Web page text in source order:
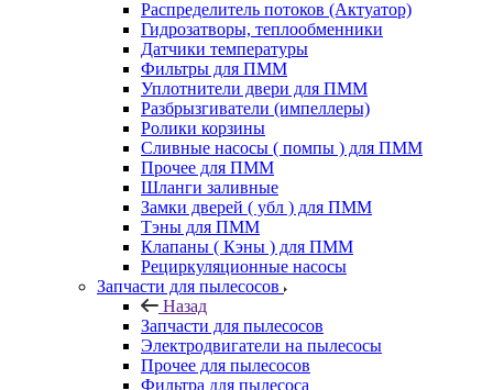
Распределитель потоков (Актуатор)
Гидрозатворы, теплообменники
Датчики температуры
Фильтры для ПММ
Уплотнители двери для ПММ
Разбрызгиватели (импеллеры)
Ролики корзины
Сливные насосы ( помпы ) для ПММ
Прочее для ПММ
Шланги заливные
Замки дверей ( убл ) для ПММ
Тэны для ПММ
Клапаны ( Кэны ) для ПММ
Рециркуляционные насосы
Запчасти для пылесосов
Назад
Запчасти для пылесосов
Электродвигатели на пылесосы
Прочее для пылесосов
Фильтра для пылесоса